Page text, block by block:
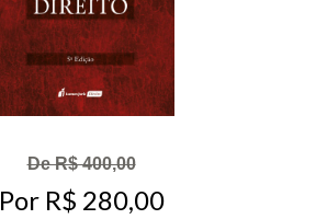
De R$ 400,00
Por R$ 280,00